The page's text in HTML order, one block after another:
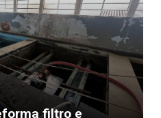
filtro e